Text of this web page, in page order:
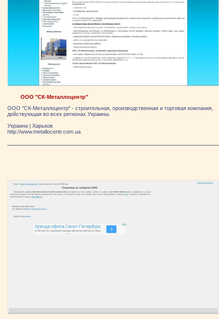
ООО "СК-Металлоцентр"
ООО "СК-Металлоцентр" - строительная, производственная и торговая компания,
действующая во всех регионах Украины.
Украина | Харьков
http://www.metallocentr.com.ua